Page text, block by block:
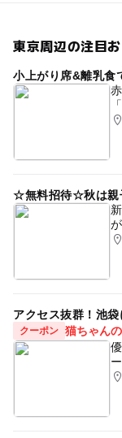
東京周辺の注目
小上がり席&離乳食
☆無料招待☆秋は親
アクセス抜群！池
クーポン 猫ちゃん